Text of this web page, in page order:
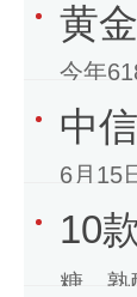
月15
黄
今年
品佩
中
6月15
系发
10
糖、